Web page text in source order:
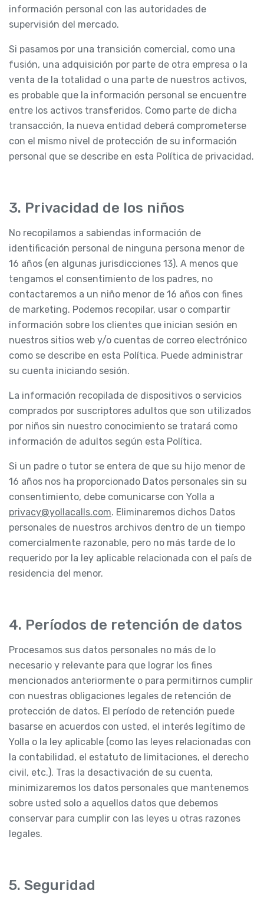
información personal con las autoridades de
supervisión del mercado.
Si pasamos por una transición comercial, como una
fusión, una adquisición por parte de otra empresa o la
venta de la totalidad o una parte de nuestros activos,
es probable que la información personal se encuentre
entre los activos transferidos. Como parte de dicha
transacción, la nueva entidad deberá comprometerse
con el mismo nivel de protección de su información
personal que se describe en esta Política de privacidad.
3. Privacidad de los niños
No recopilamos a sabiendas información de
identificación personal de ninguna persona menor de
16 años (en algunas jurisdicciones 13). A menos que
tengamos el consentimiento de los padres, no
contactaremos a un niño menor de 16 años con fines
de marketing. Podemos recopilar, usar o compartir
información sobre los clientes que inician sesión en
nuestros sitios web y/o cuentas de correo electrónico
como se describe en esta Política. Puede administrar
su cuenta iniciando sesión.
La información recopilada de dispositivos o servicios
comprados por suscriptores adultos que son utilizados
por niños sin nuestro conocimiento se tratará como
información de adultos según esta Política.
Si un padre o tutor se entera de que su hijo menor de
16 años nos ha proporcionado Datos personales sin su
consentimiento, debe comunicarse con Yolla a
privacy@yollacalls.com. Eliminaremos dichos Datos
personales de nuestros archivos dentro de un tiempo
comercialmente razonable, pero no más tarde de lo
requerido por la ley aplicable relacionada con el país de
residencia del menor.
4. Períodos de retención de datos
Procesamos sus datos personales no más de lo
necesario y relevante para que lograr los fines
mencionados anteriormente o para permitirnos cumplir
con nuestras obligaciones legales de retención de
protección de datos. El período de retención puede
basarse en acuerdos con usted, el interés legítimo de
Yolla o la ley aplicable (como las leyes relacionadas con
la contabilidad, el estatuto de limitaciones, el derecho
civil, etc.). Tras la desactivación de su cuenta,
minimizaremos los datos personales que mantenemos
sobre usted solo a aquellos datos que debemos
conservar para cumplir con las leyes u otras razones
legales.
5. Seguridad